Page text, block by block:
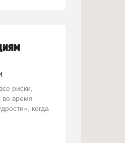
риски,
во время
когда